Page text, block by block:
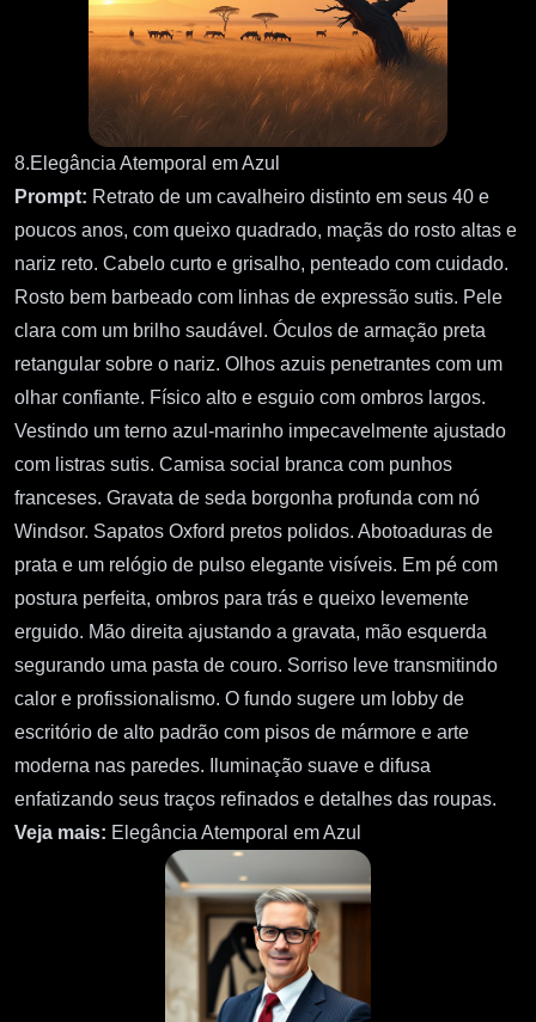
8.Elegância Atemporal em Azul
Prompt: Retrato de um cavalheiro distinto em seus 40 e
poucos anos, com queixo quadrado, maçãs do rosto altas e
nariz reto. Cabelo curto e grisalho, penteado com cuidado.
Rosto bem barbeado com linhas de expressão sutis. Pele
clara com um brilho saudável. Óculos de armação preta
retangular sobre o nariz. Olhos azuis penetrantes com um
olhar confiante. Físico alto e esguio com ombros largos.
Vestindo um terno azul-marinho impecavelmente ajustado
com listras sutis. Camisa social branca com punhos
franceses. Gravata de seda borgonha profunda com nó
Windsor. Sapatos Oxford pretos polidos. Abotoaduras de
prata e um relógio de pulso elegante visíveis. Em pé com
postura perfeita, ombros para trás e queixo levemente
erguido. Mão direita ajustando a gravata, mão esquerda
segurando uma pasta de couro. Sorriso leve transmitindo
calor e profissionalismo. O fundo sugere um lobby de
escritório de alto padrão com pisos de mármore e arte
moderna nas paredes. Iluminação suave e difusa
enfatizando seus traços refinados e detalhes das roupas.
Veja mais: Elegância Atemporal em Azul